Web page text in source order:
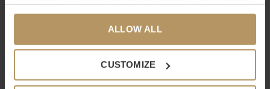
any time from the Cookie Declaration or by clicking on
the Privacy trigger icon.
If you allow, we would also like to:
ALLOW ALL
CUSTOMIZE
en duurzaam tuinmeubilair die je het hele jaar buiten kunt
laten staan. Kies daarom voor YOI.
Wil je meer weten over YOI of ben je op zoek naar een
specifiek product? Neem dan contact op met onze